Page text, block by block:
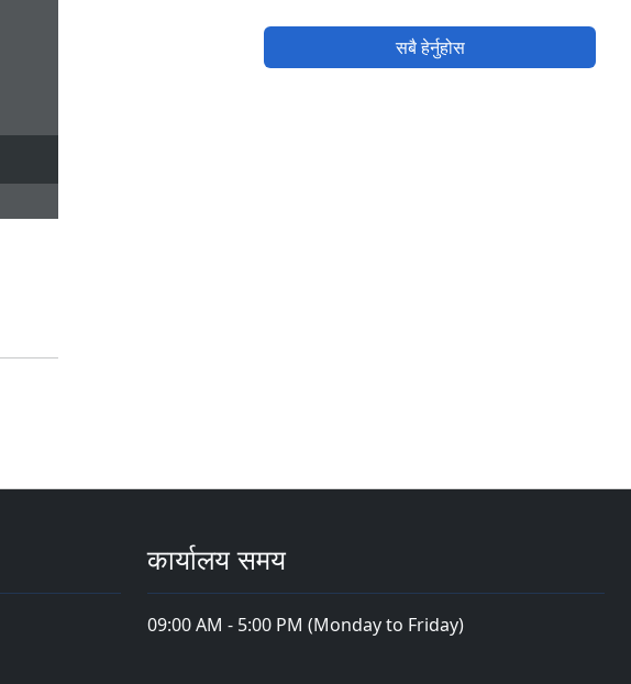
सबै हेर्नुहोस
कार्यालय समय
09:00 AM - 5:00 PM (Monday to Friday)